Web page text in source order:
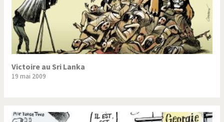
Victoire au Sri Lanka
19 mai 2009